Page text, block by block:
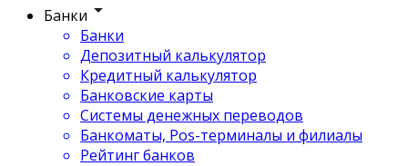
Банки
Банки
Депозитный калькулятор
Кредитный калькулятор
Банковские карты
Системы денежных переводов
Банкоматы, Pos-терминалы и филиалы
Рейтинг банков